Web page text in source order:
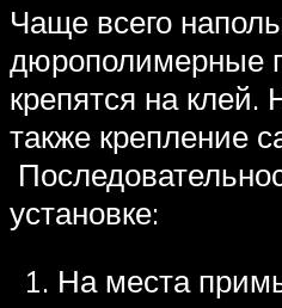
Чаще всего
дюрополимерные
крепятся на клей.
также крепление
установке:
На места